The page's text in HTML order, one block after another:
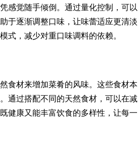
感觉随手倾倒。通过量化控制，可以
于逐渐调整口味，让味蕾适应更清淡
式，减少对重口味调料的依赖。
食材来增加菜肴的风味。这些食材本
通过搭配不同的天然食材，可以在减
健康又能丰富饮食的多样性，让每一